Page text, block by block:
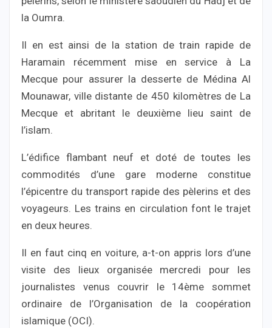
la Oumra.
Il en est ainsi de la station de train rapide de
Haramain récemment mise en service à La
Mecque pour assurer la desserte de Médina Al
Mounawar, ville distante de 450 kilomètres de La
Mecque et abritant le deuxième lieu saint de
l’islam.
L’édifice flambant neuf et doté de toutes les
commodités d’une gare moderne constitue
l’épicentre du transport rapide des pèlerins et des
voyageurs. Les trains en circulation font le trajet
en deux heures.
Il en faut cinq en voiture, a-t-on appris lors d’une
visite des lieux organisée mercredi pour les
journalistes venus couvrir le 14ème sommet
ordinaire de l’Organisation de la coopération
islamique (OCI).